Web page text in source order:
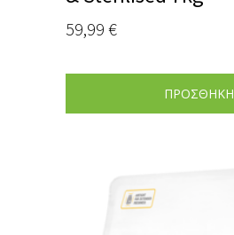
59,99 €
ΠΡΟΣΘΗΚΗ